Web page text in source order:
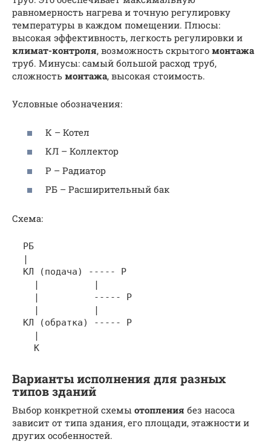
равномерность нагрева и точную регулировку
температуры в каждом помещении. Плюсы:
высокая эффективность, легкость регулировки и
климат-контроля, возможность скрытого монтажа
труб. Минусы: самый большой расход труб,
сложность монтажа, высокая стоимость.
Условные обозначения:
К – Котел
КЛ – Коллектор
Р – Радиатор
РБ – Расширительный бак
Схема:
  РБ
  |
  КЛ (подача) ----- Р
    |          |
    |          ----- Р
    |          |
  КЛ (обратка) ----- Р
    |
Варианты исполнения для разных
типов зданий
Выбор конкретной схемы отопления без насоса
зависит от типа здания, его площади, этажности и
других особенностей.